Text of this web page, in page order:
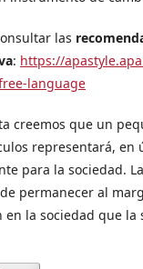
las
: https://
language
creemos que un
representará, en
para la sociedad.
permanecer al
en la sociedad que la